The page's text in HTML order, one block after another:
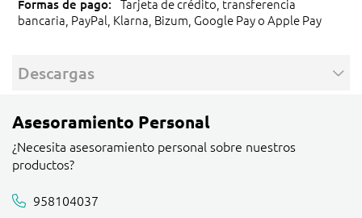
Tarjeta de crédito, transferencia
bancaria, PayPal, Klarna, Bizum, Google Pay o Apple Pay
Descargas
Asesoramiento Personal
¿Necesita asesoramiento personal sobre nuestros
productos?
958104037